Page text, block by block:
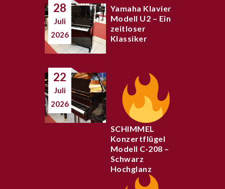
28
Juli
2026
Yamaha Klavier
Modell U2 – Ein
zeitloser
Klassiker
22
Juli
2026
SCHIMMEL
Konzertflügel
Modell C-208 –
Schwarz
Hochglanz